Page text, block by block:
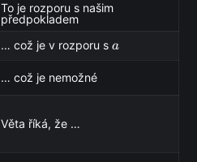
To je rozporu s našim
předpokladem
… což je v rozporu sa
a
… což je nemožné
Věta říká, že …